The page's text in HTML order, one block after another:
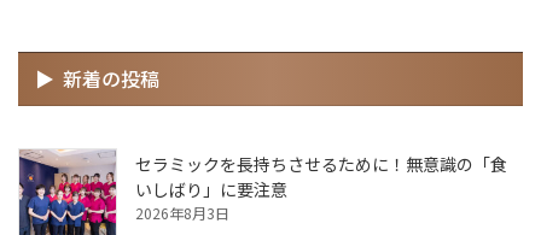
新着の投稿
セラミックを長持ちさせるために！無意識の「食
いしばり」に要注意
2026年8月3日